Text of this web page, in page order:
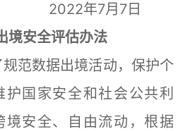
2022年7月7日
境安全评估办法
规范数据出境活动，保护个
国家安全和社会公共利
境安全、自由流动，根据